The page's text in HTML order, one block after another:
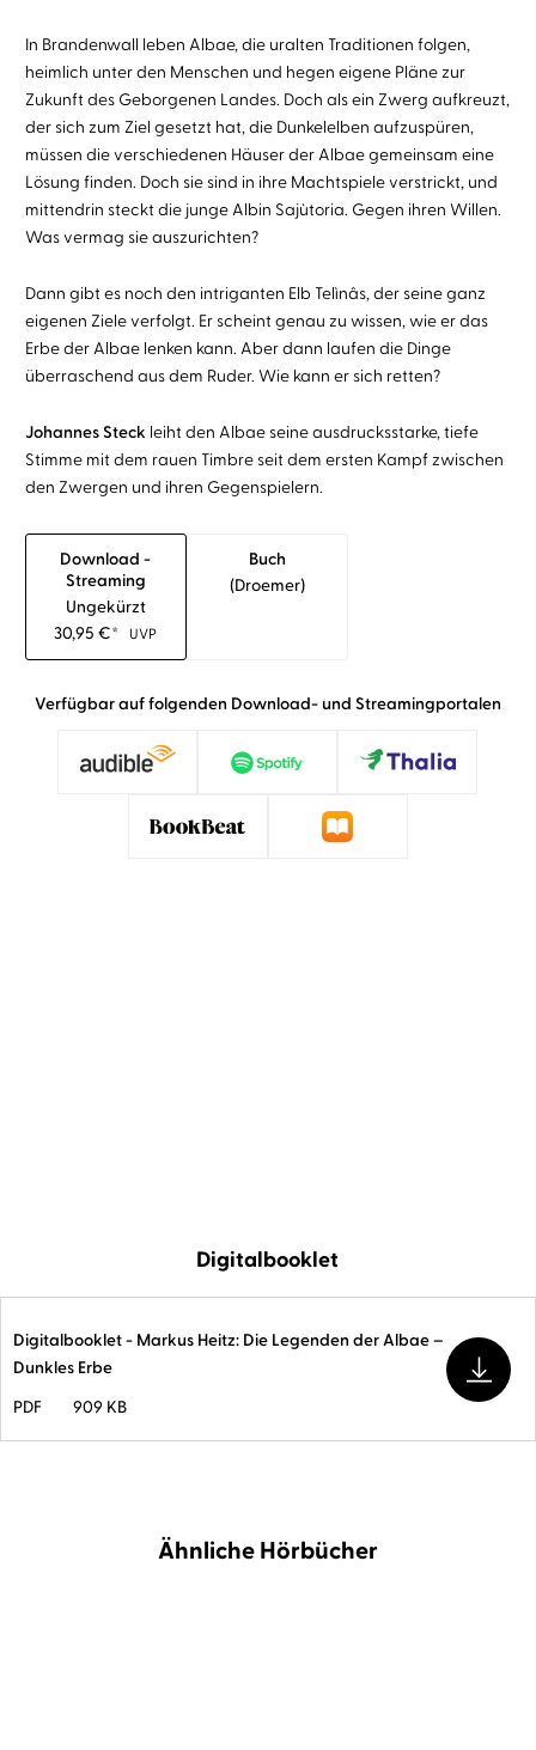
In Brandenwall leben Albae, die uralten Traditionen folgen,
heimlich unter den Menschen und hegen eigene Pläne zur
Zukunft des Geborgenen Landes. Doch als ein Zwerg aufkreuzt,
der sich zum Ziel gesetzt hat, die Dunkelelben aufzuspüren,
müssen die verschiedenen Häuser der Albae gemeinsam eine
Lösung finden. Doch sie sind in ihre Machtspiele verstrickt, und
mittendrin steckt die junge Albin Sajùtoria. Gegen ihren Willen.
Was vermag sie auszurichten?
Dann gibt es noch den intriganten Elb Telìnâs, der seine ganz
eigenen Ziele verfolgt. Er scheint genau zu wissen, wie er das
Erbe der Albae lenken kann. Aber dann laufen die Dinge
überraschend aus dem Ruder. Wie kann er sich retten?
Johannes Steck leiht den Albae seine ausdrucksstarke, tiefe
Stimme mit dem rauen Timbre seit dem ersten Kampf zwischen
den Zwergen und ihren Gegenspielern.
Download -
Streaming
Ungekürzt
30,95€* UVP
Buch
(droemer)
Verfügbar auf folgenden Download- und Streamingportalen
Digitalbooklet
Digitalbooklet - Markus Heitz: Die Legenden der Albae –
Dunkles Erbe
PDF
909 KB
Ähnliche Hörbücher